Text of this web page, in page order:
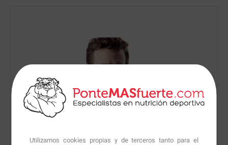
Utilizamos cookies propias y de terceros tanto para el